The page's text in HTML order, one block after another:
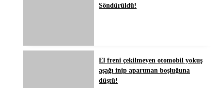
Söndürüldü!
El freni çekilmeyen otomobil yokuş
aşağı inip apartman boşluğuna
düştü!